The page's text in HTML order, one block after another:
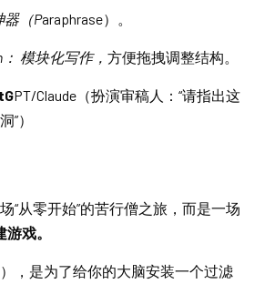
器（Paraphrase）。
模块化写作， 方便拖拽调整结构。
PT/Claude（扮演审稿人：“请指出这
”）
“从零开始”的苦行僧之旅，而是一场
游戏。
），是为了给你的大脑安装一个过滤